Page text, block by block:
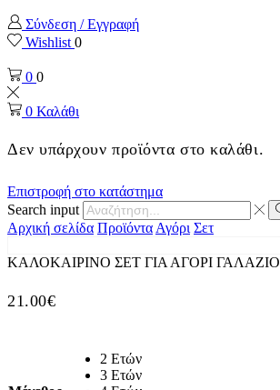
Σύνδεση / Εγγραφή
Wishlist 0
0 0
0 Καλάθι
Δεν υπάρχουν προϊόντα στο καλάθι.
Επιστροφή στο κατάστημα
Search input
Αρχική σελίδα ΠροϊόνταΑγόρι Σετ
ΚΑΛΟΚΑΙΡΙΝΟ ΣΕΤ ΓΙΑ ΑΓΟΡΙ ΓΑΛΑΖΙΟ
21.00€
2 Ετών
3 Ετών